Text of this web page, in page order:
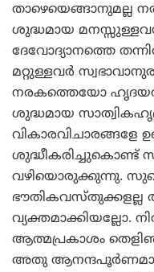
താഴെയെങ്ങാനുമല്ല
ശുദ്ധമായ
ദേവോദ്യാനത്തെ
മറ്റുള്ളവര്‍
നരകത്തെയോ
ശുദ്ധമായ
ശുദ്ധീകരിച്ചുകൊണ്ട്
വഴിയൊരുക്കുന്നു.
ഭൗതികവസ്തുക്കളല്ല
വ്യക്തമാക്കിയല്ലോ.
ആത്മപ്രകാശം
അതു